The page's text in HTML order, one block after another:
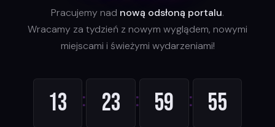
Pracujemy nad nową odsłoną portalu.
Wracamy za tydzień z nowym wyglądem, nowymi
miejscami i świeżymi wydarzeniami!
13 : 23 : 59 : 55